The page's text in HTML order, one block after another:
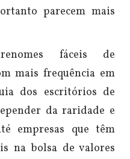
parecem mais
fáceis de
mais frequência em
dos escritórios de
da raridade e
empresas que têm
na bolsa de valores